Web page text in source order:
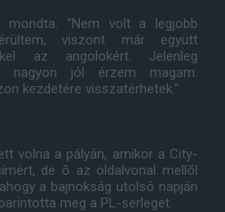
mondta: "Nem volt a legjobb
viszont már együtt
az angolokért. Jelenleg
nagyon jól érzem magam.
kezdetére visszatérhetek."
volna a pályán, amikor a City-
de õ az oldalvonal mellõl
a bajnokság utolsó napján
meg a PL-serleget.